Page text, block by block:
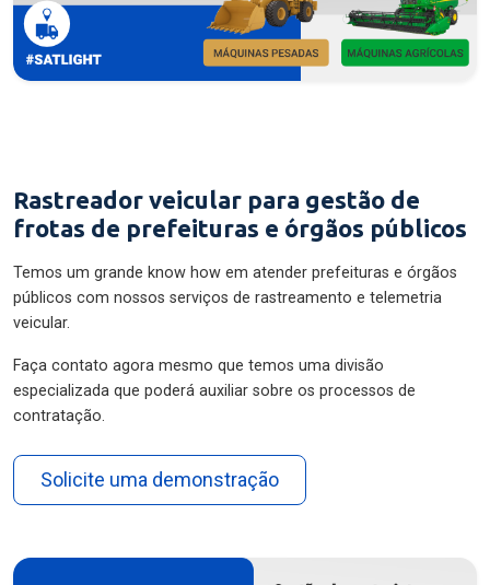
Rastreador veicular para gestão de
frotas de prefeituras e órgãos públicos
Temos um grande know how em atender prefeituras e órgãos
públicos com nossos serviços de rastreamento e telemetria
veicular.
Faça contato agora mesmo que temos uma divisão
especializada que poderá auxiliar sobre os processos de
contratação.
Solicite uma demonstração